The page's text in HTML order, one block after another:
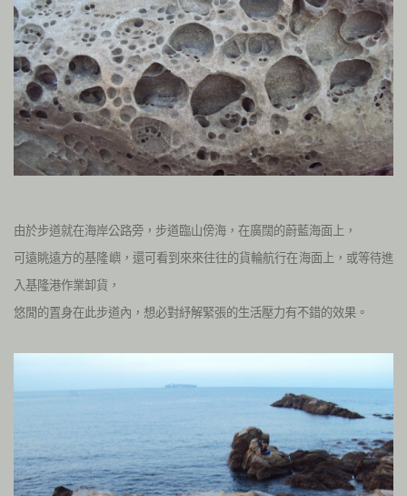
由於步道就在海岸公路旁，步道臨山傍海，在廣闊的蔚藍海面上，
可遠眺遠方的基隆嶼，還可看到來來往往的貨輪航行在海面上，或等待進
入基隆港作業卸貨，
悠閒的置身在此步道內，想必對紓解緊張的生活壓力有不錯的效果。